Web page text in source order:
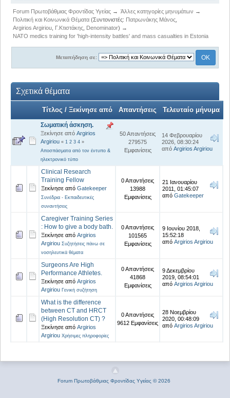
Forum Πρωτοβάθμιας Φροντίδας Υγείας→ Άλλες κατηγορίες μηνυμάτων →
Πολιτική και Κοινωνικά Θέματα(Συντονιστές: Πατρωνάκης Μάνος,
Argirios Argiriou, Γ.Κτιστάκης, Denominator) →
NATO medics training for 'high-intensity battles' and mass casualties in Estonia
Μεταπήδηση σε:
Σχετικά θέματα
Τίτλος / Ξεκίνησε από Απαντήσεις Τελευταίο μήνυμα
Σωματική άσκηση.
Ξεκίνησε από Argirios
Argiriou « 1 2 3 4 »
Αποσπάσματα από τον έντυπο &
ηλεκτρονικό τύπο
50 Απαντήσεις
279575
Εμφανίσεις
14 Φεβρουαρίου
2026, 08:30:24
από Argirios Argiriou
Clinical Research
Training Fellow
Ξεκίνησε από Gatekeeper
Συνέδρια - Εκπαιδευτικές
συναντήσεις
0 Απαντήσεις
13988
Εμφανίσεις
21 Ιανουαρίου
2011, 01:45:07
από Gatekeeper
Caregiver Training Series
: How to give a body bath.
Ξεκίνησε από Argirios
Argiriou Συζητήσεις πάνω σε
νοσηλευτικά θέματα
0 Απαντήσεις
101565
Εμφανίσεις
9 Ιουνίου 2018,
15:52:18
από Argirios Argiriou
Surgeons Are High
Performance Athletes.
Ξεκίνησε από Argirios
Argiriou Γενική συζήτηση
0 Απαντήσεις
41868
Εμφανίσεις
9 Δεκεμβρίου
2019, 08:54:01
από Argirios Argiriou
What is the difference
between CT and HRCT
(High Resolution CT) ?
Ξεκίνησε από Argirios
Argiriou Χρήσιμες πληροφορίες
0 Απαντήσεις
9612 Εμφανίσεις
28 Νοεμβρίου
2020, 00:48:09
από Argirios Argiriou
Forum Πρωτοβάθμιας Φροντίδας Υγείας © 2026